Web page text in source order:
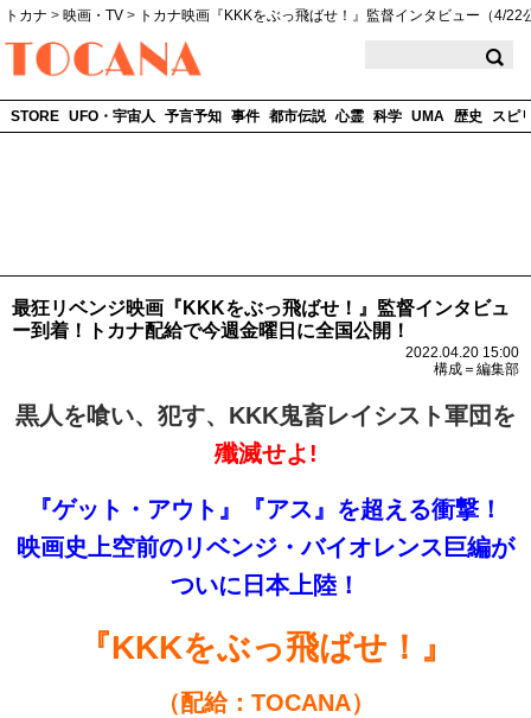
トカナ > 映画・TV > トカナ映画『KKKをぶっ飛ばせ！』監督インタビュー（4/22
STORE UFO・宇宙人 予言予知 事件 都市伝説 心霊 科学 UMA 歴史 スピ
最狂リベンジ映画『KKKをぶっ飛ばせ！』監督インタビュ
ー到着！トカナ配給で今週金曜日に全国公開！
2022.04.20 15:00
構成＝編集部
黒人を喰い、犯す、KKK鬼畜レイシスト軍団を
殲滅せよ!
『ゲット・アウト』『アス』を超える衝撃！
映画史上空前のリベンジ・バイオレンス巨編が
ついに日本上陸！
『KKKをぶっ飛ばせ！』
（配給：TOCANA）